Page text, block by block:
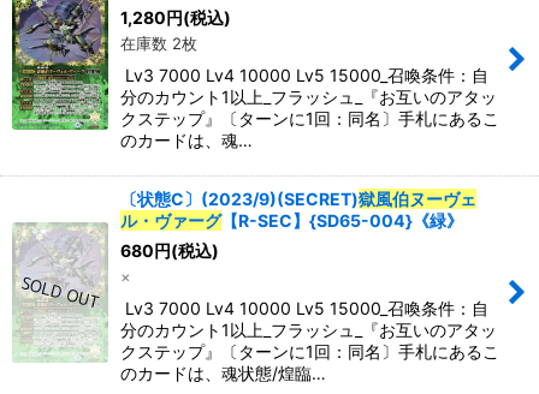
1,280 円(税込)
在庫数 2枚
Lv3 7000 Lv4 10000 Lv5 15000_召喚条件：自
分のカウント1以上_フラッシュ_『お互いのアタッ
クステップ』〔ターンに1回：同名〕手札にあるこ
のカードは、魂…
〔状態C〕(2023/9)(SECRET)獄風伯ヌーヴェ
ル・ヴァーグ【R-SEC】{SD65-004}《緑》
680 円(税込)
×
Lv3 7000 Lv4 10000 Lv5 15000_召喚条件：自
分のカウント1以上_フラッシュ_『お互いのアタッ
クステップ』〔ターンに1回：同名〕手札にあるこ
のカードは、魂状態/煌臨…